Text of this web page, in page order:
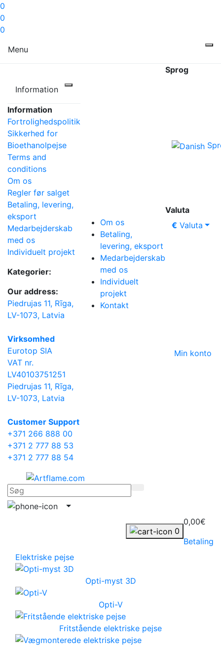
0
0
0
Menu
Information
Information
Fortrolighedspolitik
Sikkerhed for
Bioethanolpejse
Terms and
conditions
Om os
Regler før salget
Betaling, levering,
eksport
Medarbejderskab
med os
Individuelt projekt
Kategorier:
Our address:
Piedrujas 11, Rīga,
LV-1073, Latvia
Virksomhed
Eurotop SIA
VAT nr.
LV40103751251
Piedrujas 11, Rīga,
LV-1073, Latvia
Сustomer Support
+371 266 888 00
+371 2 777 88 53
+371 2 777 88 54
Om os
Betaling,
levering, eksport
Medarbejderskab
med os
Individuelt
projekt
Kontakt
Sprog
Valuta
€ Valuta
Min konto
0
0,00€
Betaling
Elektriske pejse
Opti-myst 3D
Opti-V
Fritstående elektriske pejse